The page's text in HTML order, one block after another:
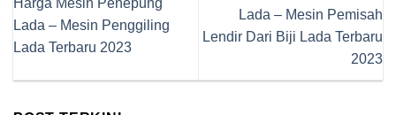
Harga Mesin Penepung
Lada – Mesin Penggiling
Lada Terbaru 2023
Lada – Mesin Pemisah
Lendir Dari Biji Lada Terbaru
2023